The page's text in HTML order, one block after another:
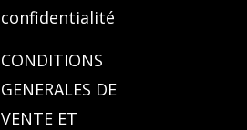
confidentialité
CONDITIONS
GENERALES DE
VENTE ET